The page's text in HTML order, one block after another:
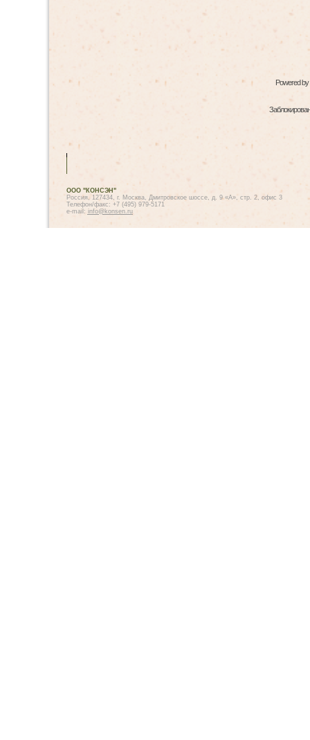
Powered by
ООО "КОНСЭН"
Россия, 127434, г. Москва, Дмитровское шоссе, д. 9 «А», стр. 2, офис 3
Телефон/факс: +7 (495) 979-5171
e-mail: info@konsen.ru